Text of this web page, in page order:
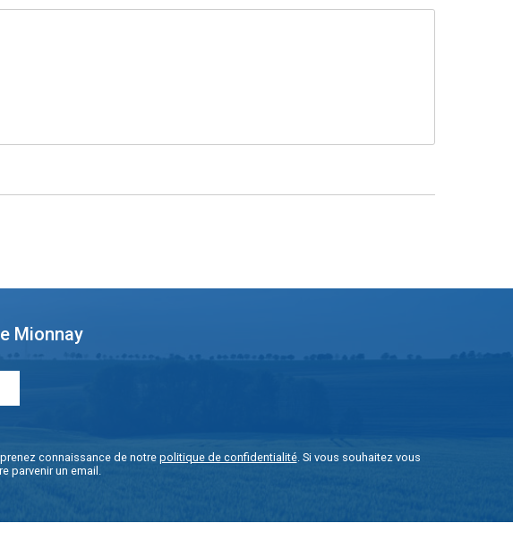
Mionnay
connaissance de notre politique de confidentialité. Si vous souhaitez vous
parvenir un email.